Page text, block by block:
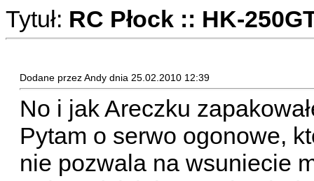
Tytuł: RC Płock :: HK-
Dodane przez Andy dnia 25.02.2010 12:39
No i jak Areczku
Pytam o serwo ogonowe,
nie pozwala na wsuniecie